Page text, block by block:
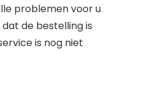
problemen voor u
de bestelling is
is nog niet